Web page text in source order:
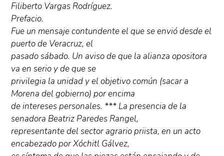
Filiberto Vargas Rodríguez.
Prefacio.
Fue un mensaje contundente el que se envió desde el
puerto de Veracruz, el
pasado sábado. Un aviso de que la alianza opositora
va en serio y de que se
privilegia la unidad y el objetivo común (sacar a
Morena del gobierno) por encima
de intereses personales. *** La presencia de la
senadora Beatriz Paredes Rangel,
representante del sector agrario priista, en un acto
encabezado por Xóchitl Gálvez,